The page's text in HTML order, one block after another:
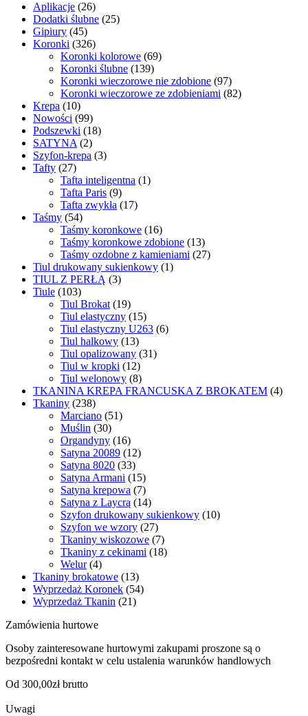
Aplikacje (26)
Dodatki ślubne (25)
Gipiury (45)
Koronki (326)
Koronki kolorowe (69)
Koronki ślubne (139)
Koronki wieczorowe nie zdobione (97)
Koronki wieczorowe ze zdobieniami (82)
Krepa (10)
Nowości (99)
Podszewki (18)
SATYNA (2)
Szyfon-krepa (3)
Tafty (27)
Tafta inteligentna (1)
Tafta Paris (9)
Tafta zwykła (17)
Taśmy (54)
Taśmy koronkowe (16)
Taśmy koronkowe zdobione (13)
Taśmy ozdobne z kamieniami (27)
Tiul drukowany sukienkowy (1)
TIUL Z PERŁĄ (3)
Tiule (103)
Tiul Brokat (19)
Tiul elastyczny (15)
Tiul elastyczny U263 (6)
Tiul halkowy (13)
Tiul opalizowany (31)
Tiul w kropki (12)
Tiul welonowy (8)
TKANINA KREPA FRANCUSKA Z BROKATEM (4)
Tkaniny (238)
Marciano (51)
Muślin (30)
Organdyny (16)
Satyna 20089 (12)
Satyna 8020 (33)
Satyna Armani (15)
Satyna krepowa (7)
Satyna z Laycrą (14)
Szyfon drukowany sukienkowy (10)
Szyfon we wzory (27)
Tkaniny wiskozowe (7)
Tkaniny z cekinami (18)
Welur (4)
Tkaniny brokatowe (13)
Wyprzedaż Koronek (54)
Wyprzedaż Tkanin (21)
Zamówienia hurtowe
Osoby zainteresowane hurtowymi zakupami proszone są o
bezpośredni kontakt w celu ustalenia warunków handlowych
Od 300,00zł brutto
Uwagi